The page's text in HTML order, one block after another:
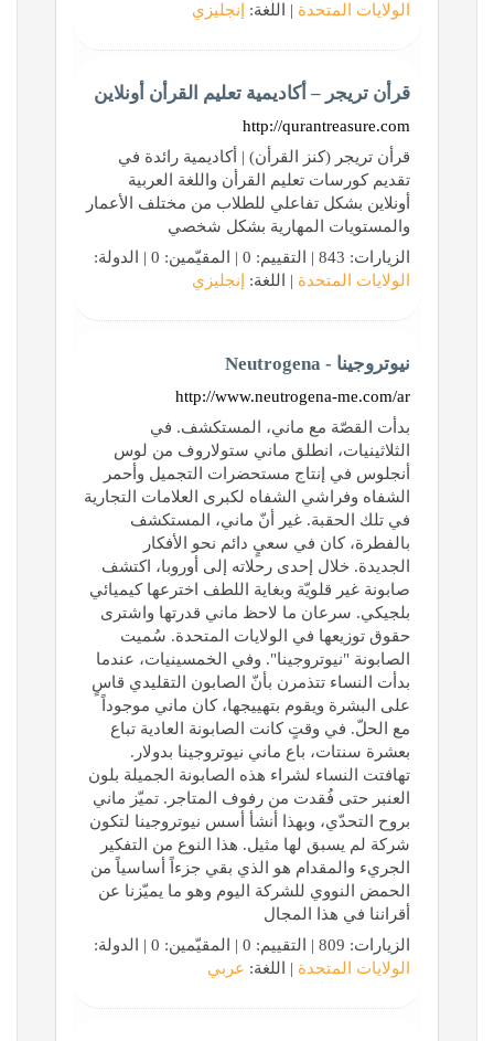
الولايات المتحدة | اللغة: إنجليزي
قرأن تريجر – أكاديمية تعليم القرأن أونلاين
http://qurantreasure.com
قرأن تريجر (كنز القرأن) | أكاديمية رائدة في
تقديم كورسات تعليم القرأن واللغة العربية
أونلاين بشكل تفاعلي للطلاب من مختلف الأعمار
والمستويات المهارية بشكل شخصي
الزيارات: 843 | التقييم: 0 | المقيّمين: 0 | الدولة:
الولايات المتحدة | اللغة: إنجليزي
نيوتروجينا - Neutrogena
http://www.neutrogena-me.com/ar
بدأت القصّة مع ماني، المستكشف. في
الثلاثينيات، انطلق ماني ستولاروف من لوس
أنجلوس في إنتاج مستحضرات التجميل وأحمر
الشفاه وفراشي الشفاه لكبرى العلامات التجارية
في تلك الحقبة. غير أنّ ماني، المستكشف
بالفطرة، كان في سعيٍ دائم نحو الأفكار
الجديدة. خلال إحدى رحلاته إلى أوروبا، اكتشف
صابونة غير قلويّة وبغاية اللطف اخترعها كيميائي
بلجيكي. سرعان ما لاحظ ماني قدرتها واشترى
حقوق توزيعها في الولايات المتحدة. سُميت
الصابونة "نيوتروجينا". وفي الخمسينيات، عندما
بدأت النساء تتذمرن بأنّ الصابون التقليدي قاسٍ
على البشرة ويقوم بتهييجها، كان ماني موجوداً
مع الحلّ. في وقتٍ كانت الصابونة العادية تباع
بعشرة سنتات، باع ماني نيوتروجينا بدولار.
تهافتت النساء لشراء هذه الصابونة الجميلة بلون
العنبر حتى فُقدت من رفوف المتاجر. تميّز ماني
بروح التحدّي، وبهذا أنشأ أسس نيوتروجينا لتكون
شركة لم يسبق لها مثيل. هذا النوع من التفكير
الجريء والمقدام هو الذي بقي جزءاً أساسياً من
الحمض النووي للشركة اليوم وهو ما يميّزنا عن
أقراننا في هذا المجال
الزيارات: 809 | التقييم: 0 | المقيّمين: 0 | الدولة:
الولايات المتحدة | اللغة: عربي